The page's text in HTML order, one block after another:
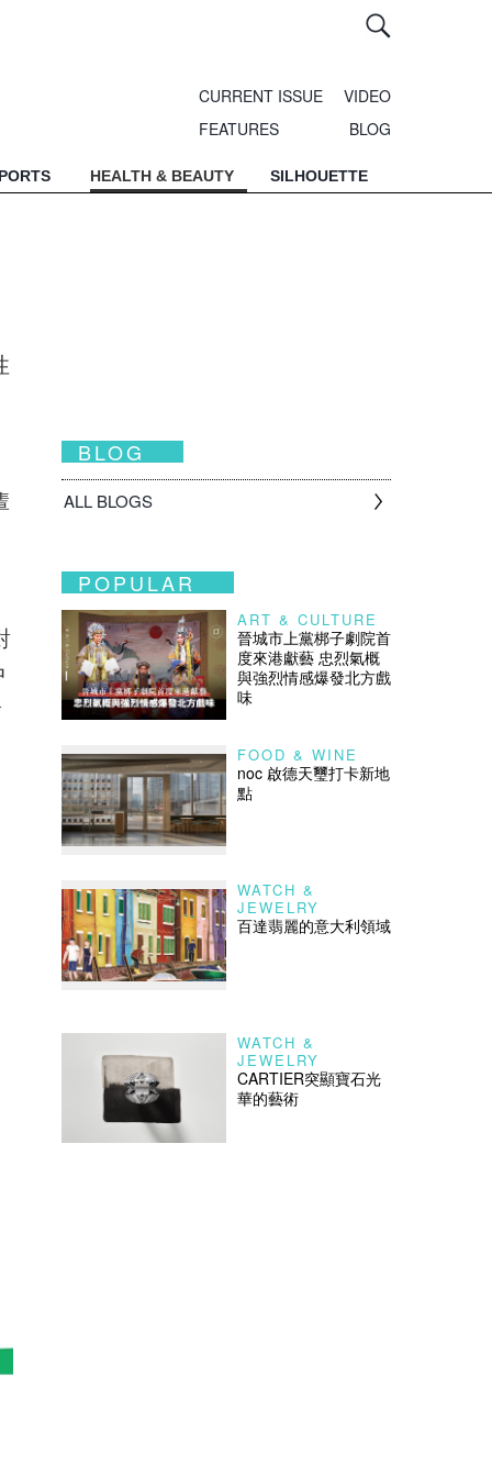
CURRENT ISSUE
VIDEO
FEATURES
BLOG
HEALTH & BEAUTY SILHOUETTE
BLOG
ALL BLOGS
POPULAR
ART & CULTURE
晉城市上黨梆子劇院首
度來港獻藝 忠烈氣概
與強烈情感爆發北方戲
味
FOOD & WINE
noc 啟德天璽打卡新地
點
WATCH &
JEWELRY
百達翡麗的意大利領域
WATCH &
JEWELRY
CARTIER突顯寶石光
華的藝術